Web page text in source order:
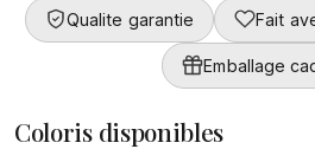
DÉCOUVRIR
Qualite garantie Fait
Emballage
Coloris disponibles